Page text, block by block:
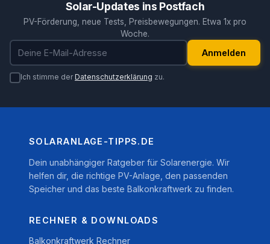
Solar-Updates ins Postfach
PV-Förderung, neue Tests, Preisbewegungen. Etwa 1x pro
Woche.
E-Mail-Adresse
Anmelden
Ich stimme derDatenschutzerklärung zu.
SOLARANLAGE-TIPPS.DE
Dein unabhängiger Ratgeber für Solarenergie. Wir
helfen dir, die richtige PV-Anlage, den passenden
Speicher und das beste Balkonkraftwerk zu finden.
RECHNER & DOWNLOADS
Balkonkraftwerk Rechner